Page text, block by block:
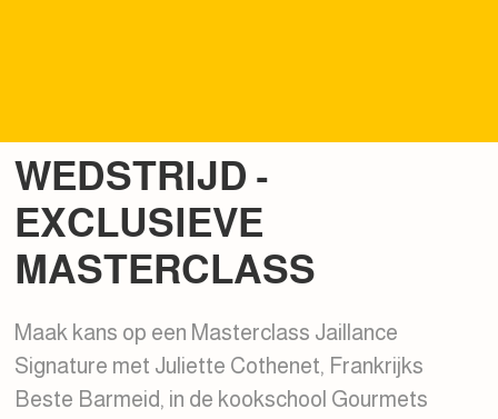
WEDSTRIJD -
EXCLUSIEVE
MASTERCLASS
Maak kans op een Masterclass Jaillance
Signature met Juliette Cothenet, Frankrijks
Beste Barmeid, in de kookschool Gourmets